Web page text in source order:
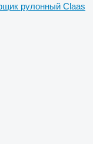
рулонный Claas